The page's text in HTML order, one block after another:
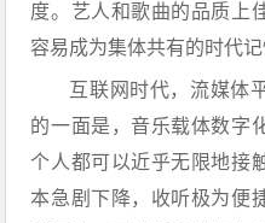
度。艺人和歌曲的品质上
容易成为集体共有的时代记
互联网时代，流媒体
的一面是，音乐载体数字
个人都可以近乎无限地接
本急剧下降，收听极为便